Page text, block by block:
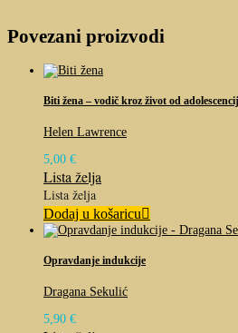
Povezani proizvodi
Biti žena – vodič kroz život od
Helen Lawrence
5,00 €
Lista želja
Lista želja
Dodaj u košaricu
Opravdanje indukcije
Dragana Sekulić
5,90 €